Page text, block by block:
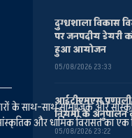
के साथ-साथ सामाजिक और
और धार्मिक विरासत का एक
दुग्धशाला विकास
पर जनपदीय डेयरी
हुआ आयोजन
05/08/2026 23:33
आईटीएमएस
नियमों के अनुपालन
05/08/2026 23:22